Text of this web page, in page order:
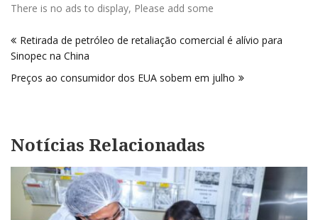
There is no ads to display, Please add some
de
Post
Retirada de petróleo de retaliação comercial é alívio para
Sinopec na China
Preços ao consumidor dos EUA sobem em julho
Notícias Relacionadas